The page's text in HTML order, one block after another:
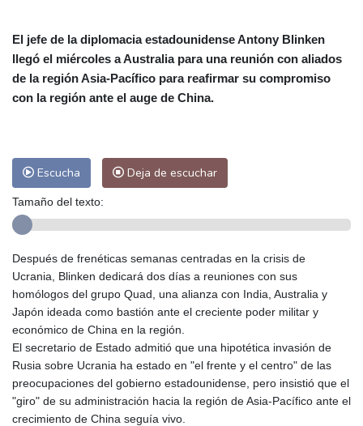
El jefe de la diplomacia estadounidense Antony Blinken
llegó el miércoles a Australia para una reunión con aliados
de la región Asia-Pacífico para reafirmar su compromiso
con la región ante el auge de China.
Escucha Deja de escuchar
Tamaño del texto:
Después de frenéticas semanas centradas en la crisis de
Ucrania, Blinken dedicará dos días a reuniones con sus
homólogos del grupo Quad, una alianza con India, Australia y
Japón ideada como bastión ante el creciente poder militar y
económico de China en la región.
El secretario de Estado admitió que una hipotética invasión de
Rusia sobre Ucrania ha estado en "el frente y el centro" de las
preocupaciones del gobierno estadounidense, pero insistió que el
"giro" de su administración hacia la región de Asia-Pacífico ante el
crecimiento de China seguía vivo.